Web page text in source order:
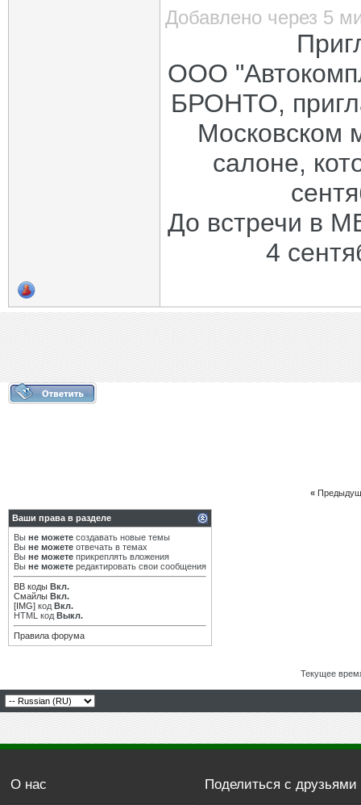
Добавлено через 5
ООО
БРОНТО,
Московском
салоне,
До встречи в
4
«
Ваши права в разделе
Вы не можете создавать новые темы
Вы не можете отвечать в темах
Вы не можете прикреплять вложения
Вы не можете редактировать свои сообщения
BB коды Вкл.
Смайлы Вкл.
[IMG] код Вкл.
HTML код Выкл.
Правила форума
Текущее
О нас Поделиться с друзьями